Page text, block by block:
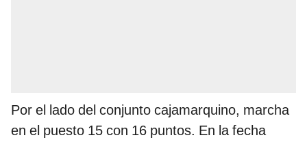
Por el lado del conjunto cajamarquino, marcha
en el puesto 15 con 16 puntos. En la fecha